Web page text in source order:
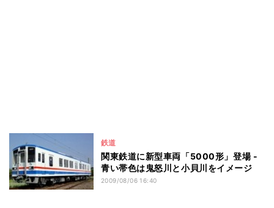
鉄道
関東鉄道に新型車両「5000形」登場 -
青い帯色は鬼怒川と小貝川をイメージ
2009/08/06 16:40